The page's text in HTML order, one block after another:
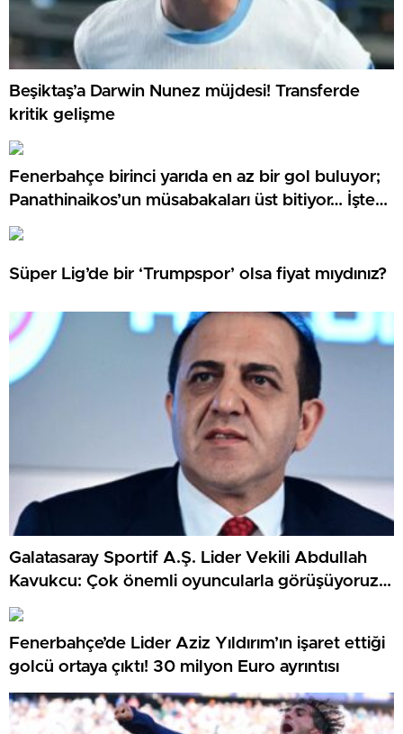
Beşiktaş’a Darwin Nunez müjdesi! Transferde
kritik gelişme
Fenerbahçe birinci yarıda en az bir gol buluyor;
Panathinaikos’un müsabakaları üst bitiyor… İşte
Misli’den Günün Tüyoları!
Süper Lig’de bir ‘Trumpspor’ olsa fiyat mıydınız?
Galatasaray Sportif A.Ş. Lider Vekili Abdullah
Kavukcu: Çok önemli oyuncularla görüşüyoruz,
para harcayacağız
Fenerbahçe’de Lider Aziz Yıldırım’ın işaret ettiği
golcü ortaya çıktı! 30 milyon Euro ayrıntısı